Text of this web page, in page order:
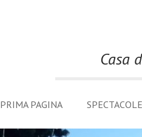
Casa
PRIMA PAGINA SPECTACOLE